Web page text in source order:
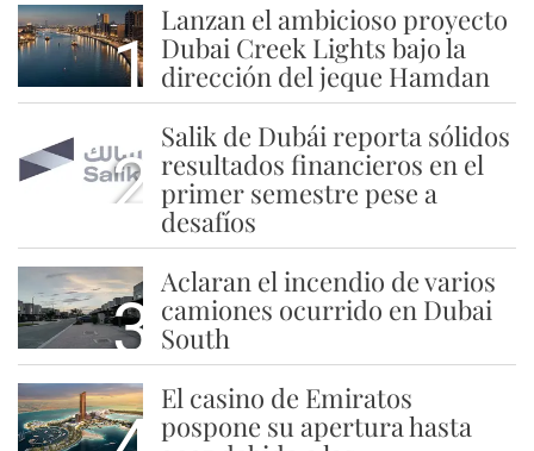
1
Lanzan el ambicioso proyecto
Dubai Creek Lights bajo la
dirección del jeque Hamdan
2
Salik de Dubái reporta sólidos
resultados financieros en el
primer semestre pese a
desafíos
3
Aclaran el incendio de varios
camiones ocurrido en Dubai
South
El casino de Emiratos
pospone su apertura hasta